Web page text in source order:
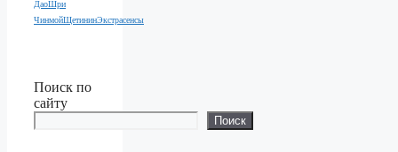
ДаоШри
ЧинмойЩетининЭкстрасенсы
Поиск по
сайту
Поиск